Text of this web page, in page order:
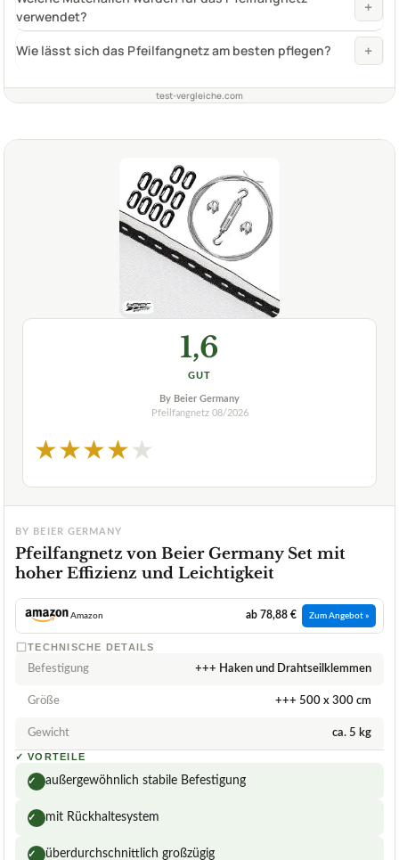
verwendet?
+
Wie lässt sich das Pfeilfangnetz am besten pflegen? +
test-vergleiche.com
1,6
GUT
By Beier Germany
Pfeilfangnetz 08/2026
★★★★★
BY BEIER GERMANY
Pfeilfangnetz von Beier Germany Set mit
hoher Effizienz und Leichtigkeit
Amazon ab 78,88 € Zum Angebot »
TECHNISCHE DETAILS
Befestigung +++ Haken und Drahtseilklemmen
Größe +++ 500 x 300 cm
Gewicht ca. 5 kg
✓ VORTEILE
✓ außergewöhnlich stabile Befestigung
✓ mit Rückhaltesystem
✓ überdurchschnittlich großzügig